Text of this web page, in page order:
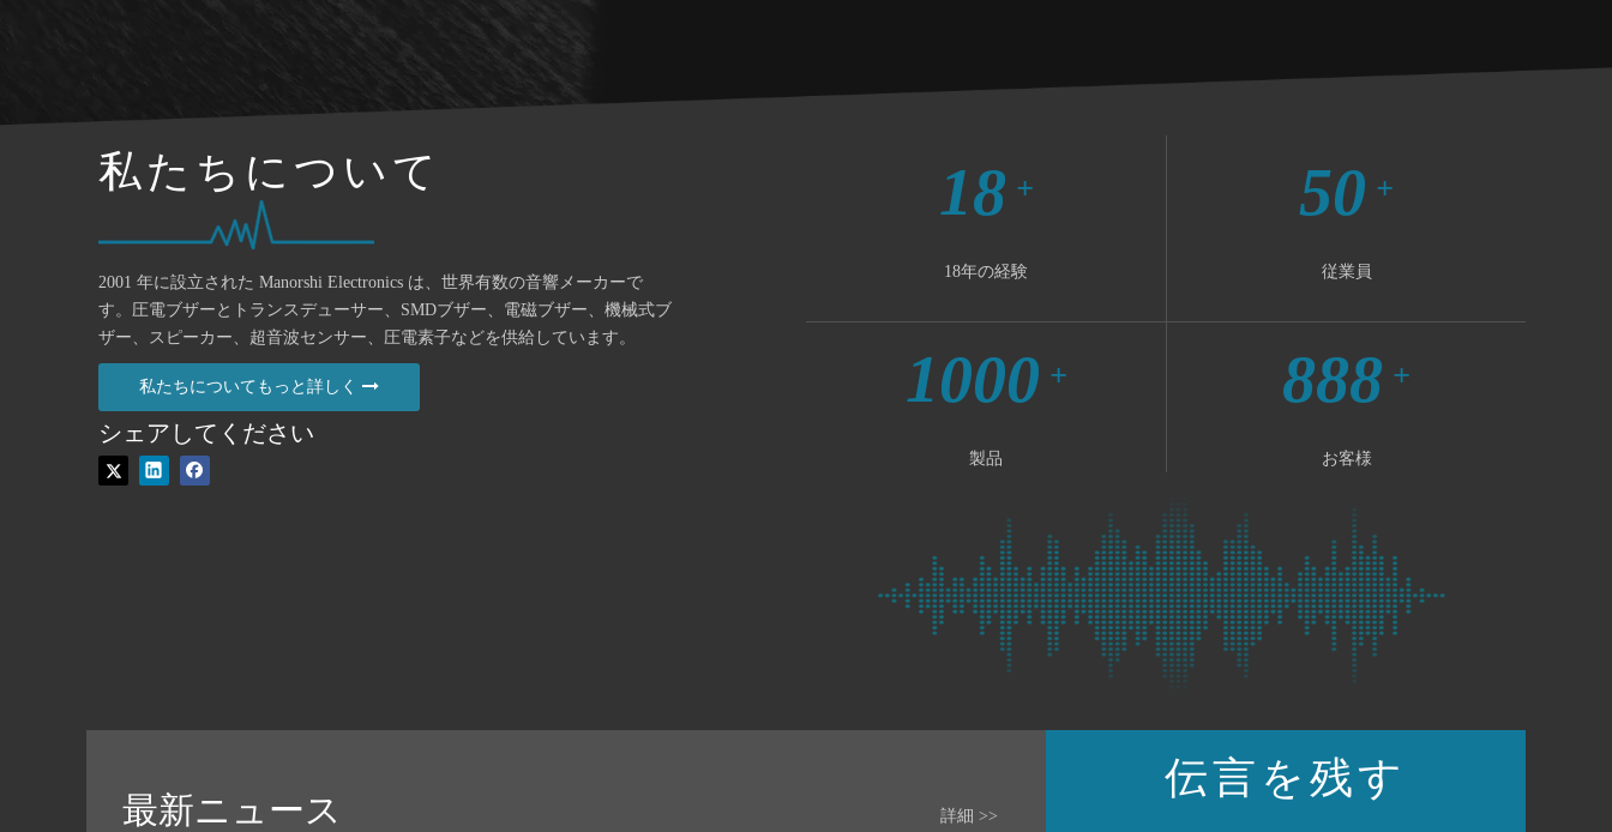
私たちについて
2001 年に設立された Manorshi Electronics は、世界有数の音響メーカーで
す。圧電ブザーとトランスデューサー、SMDブザー、電磁ブザー、機械式ブ
ザー、スピーカー、超音波センサー、圧電素子などを供給しています。
私たちについてもっと詳しく
シェアしてください
18 +
18年の経験
50 +
従業員
1000 +
製品
888 +
お客様
最新ニュース 詳細 >>
伝言を残す